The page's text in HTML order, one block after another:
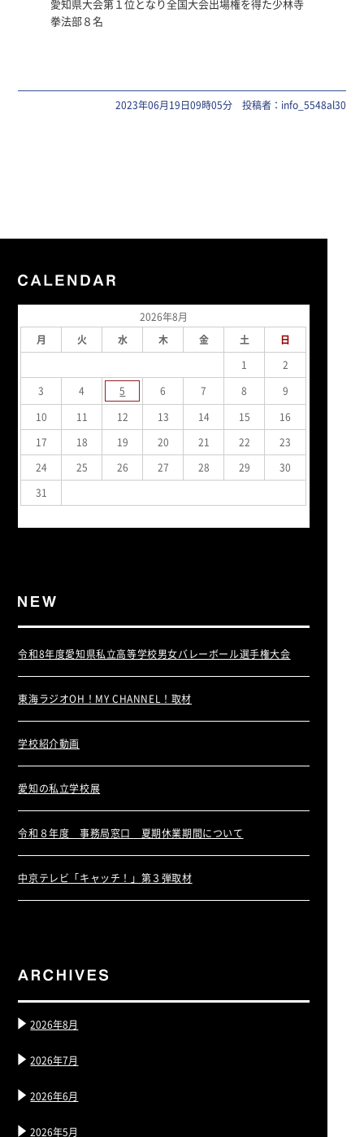
愛知県大会第１位となり全国大会出場権を得た少林寺
拳法部８名
2023年06月19日09時05分 投稿者：info_5548al30
2026年8月
月
火 水 木 金 土
日
1
2
3
4 5 6 7 8
9
10
11 12 13 14 15
16
17
18 19 20 21 22
23
24
25 26 27 28 29
30
31
令和8年度愛知県私立高等学校男女バレーボール選手権大会
東海ラジオOH！MY CHANNEL！取材
学校紹介動画
愛知の私立学校展
令和８年度 事務局窓口 夏期休業期間について
中京テレビ「キャッチ！」第３弾取材
2026年8月
2026年7月
2026年6月
2026年5月